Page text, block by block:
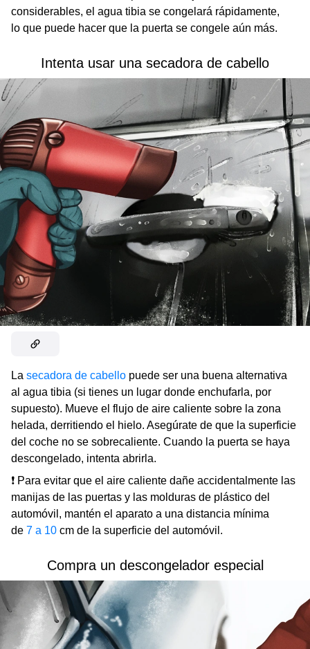
considerables, el agua tibia se congelará rápidamente,
lo que puede hacer que la puerta se congele aún más.
Intenta usar una secadora de cabello
La secadora de cabello puede ser una buena alternativa
al agua tibia (si tienes un lugar donde enchufarla, por
supuesto). Mueve el flujo de aire caliente sobre la zona
helada, derritiendo el hielo. Asegúrate de que la superficie
del coche no se sobrecaliente. Cuando la puerta se haya
descongelado, intenta abrirla.
❗ Para evitar que el aire caliente dañe accidentalmente las
manijas de las puertas y las molduras de plástico del
automóvil, mantén el aparato a una distancia mínima
de 7 a 10 cm de la superficie del automóvil.
Compra un descongelador especial